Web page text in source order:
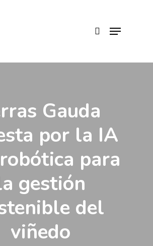
Menu
Gauda
por la IA
para
gestión
del
viñedo